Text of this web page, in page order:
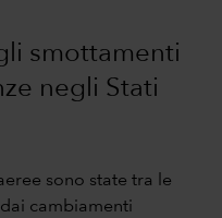
smottamenti
negli Stati
sono state tra le
cambiamenti